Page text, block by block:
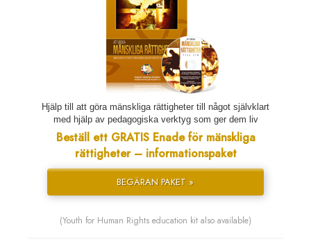
Hjälp till att göra mänskliga rättigheter till något självklart
med hjälp av pedagogiska verktyg som ger dem liv
Beställ ett GRATIS Enade för mänskliga
rättigheter – informationspaket
BEGÄRAN PAKET »
(Youth for Human Rights education kit also available)